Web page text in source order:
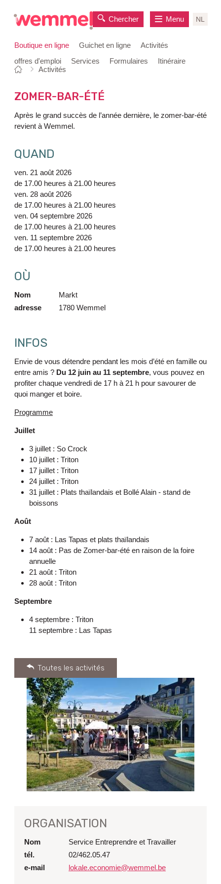
contenu
Boutique en ligne Guichet en ligne
Activités
offres d'emploi
Services Formulaires Itinéraire
Chercher NL
Menu
Vous
ici:
Page
départ
Activités
ZOMER-BAR-ÉTÉ
Après le grand succès de l’année dernière, le zomer-bar-été
revient à Wemmel.
QUAND
ven. 21 août 2026
de 17.00 heures à21.00 heures
ven. 28 août 2026
de 17.00 heures à21.00 heures
ven. 04 septembre 2026
de 17.00 heures à21.00 heures
ven. 11 septembre 2026
de 17.00 heures à21.00 heures
OÙ
Nom
Markt
adresse
1780 Wemmel
INFOS
Envie de vous détendre pendant les mois d’été en famille ou
entre amis ? Du 12 juin au 11 septembre, vous pouvez en
profiter chaque vendredi de 17 h à 21 h pour savourer de
quoi manger et boire.
Programme
Juillet
3 juillet : So Crock
10 juillet : Triton
17 juillet : Triton
24 juillet : Triton
31 juillet : Plats thaïlandais et Bollé Alain - stand de
boissons
Août
7 août : Las Tapas et plats thaïlandais
14 août : Pas de Zomer-bar-été en raison de la foire
annuelle
21 août : Triton
28 août : Triton
Septembre
4 septembre : Triton
11 septembre : Las Tapas
Toutes les activités
ORGANISATION
Nom
Service Entreprendre et Travailler
tél.
02/462.05.47
e-mail
lokale.economie@wemmel.be